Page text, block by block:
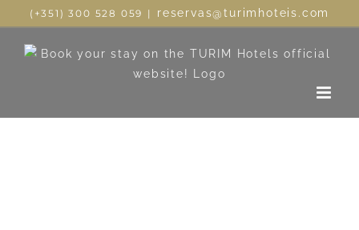
(+351) 300 528 059 | reservas@turimhoteis.com